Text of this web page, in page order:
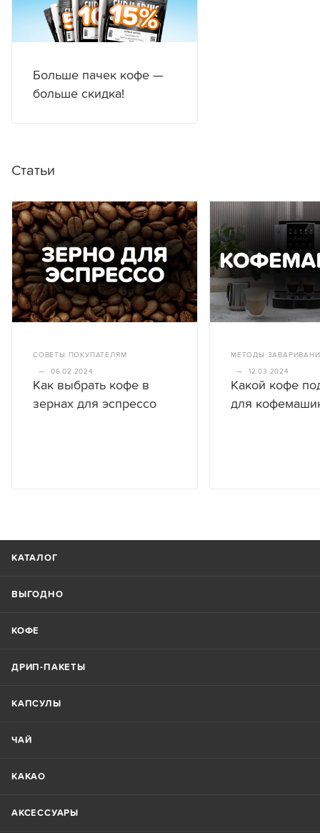
Больше пачек кофе —
больше скидка!
Статьи
СОВЕТЫ ПОКУПАТЕЛЯМ
— 06.02.2024
Как выбрать кофе в
зернах для эспрессо
МЕТОДЫ
— 12.03.2024
Какой кофе
для
КАТАЛОГ
ВЫГОДНО
КОФЕ
ДРИП-ПАКЕТЫ
КАПСУЛЫ
ЧАЙ
КАКАО
АКСЕССУАРЫ